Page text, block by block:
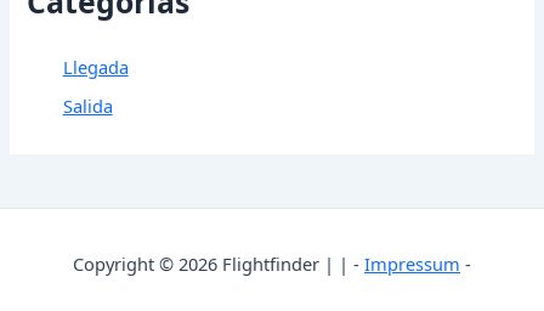
Llegada
Salida
Copyright © 2026 Flightfinder | | - Impressum -